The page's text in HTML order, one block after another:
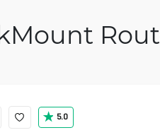
5.0